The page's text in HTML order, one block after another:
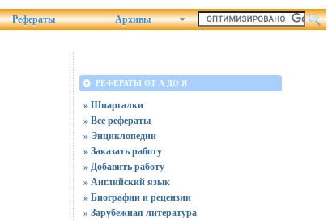
Рефераты Архивы
РЕФЕРАТЫ ОТ А ДО Я
» Шпаргалки
» Все рефераты
» Энциклопедии
» Заказать работу
» Добавить работу
» Английский язык
» Биографии и рецензии
» Зарубежная литература